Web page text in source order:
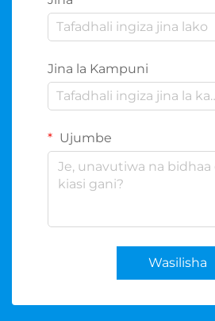
Jina la Kampuni
Ujumbe
Wasilisha